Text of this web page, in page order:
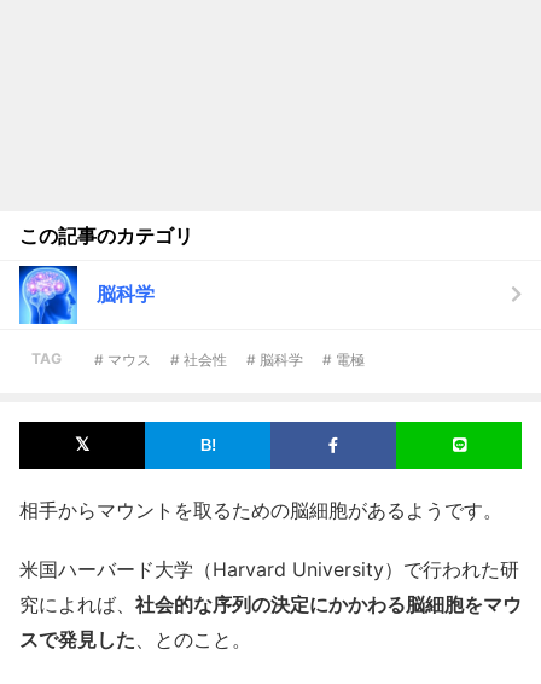
この記事のカテゴリ
脳科学
TAG # マウス # 社会性 # 脳科学 # 電極
相手からマウントを取るための脳細胞があるようです。
米国ハーバード大学（Harvard University）で行われた研
究によれば、 社会的な序列の決定にかかわる脳細胞をマウ
スで発見した 、とのこと。